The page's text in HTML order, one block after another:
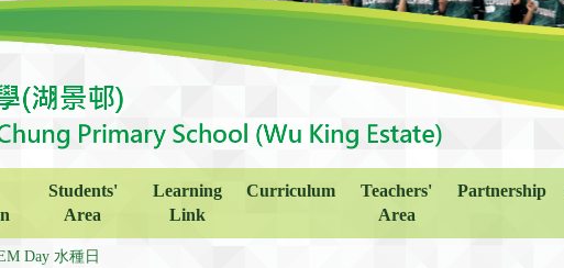
Students'
Area
Learning
Link
Curriculum
Teachers'
Area
Partnership
Day 水種日